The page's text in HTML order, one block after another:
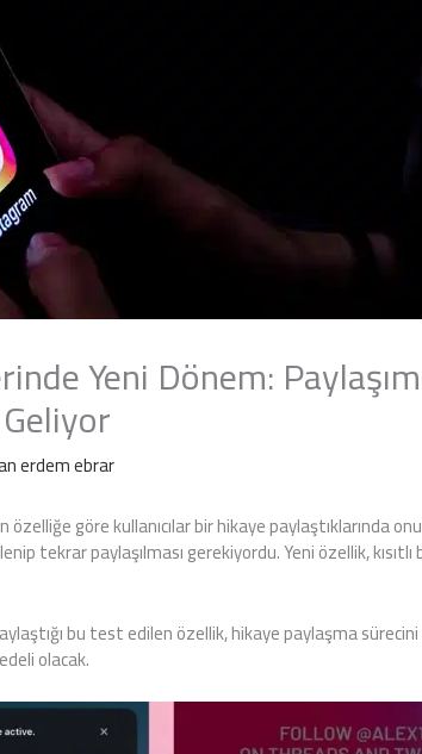
Yeni Dönem:
erdem ebrar
göre kullanıcılar bir hikaye paylaştıklarında
tekrar paylaşılması gerekiyordu. Yeni özellik,
bu test edilen özellik, hikaye paylaşma
olacak.